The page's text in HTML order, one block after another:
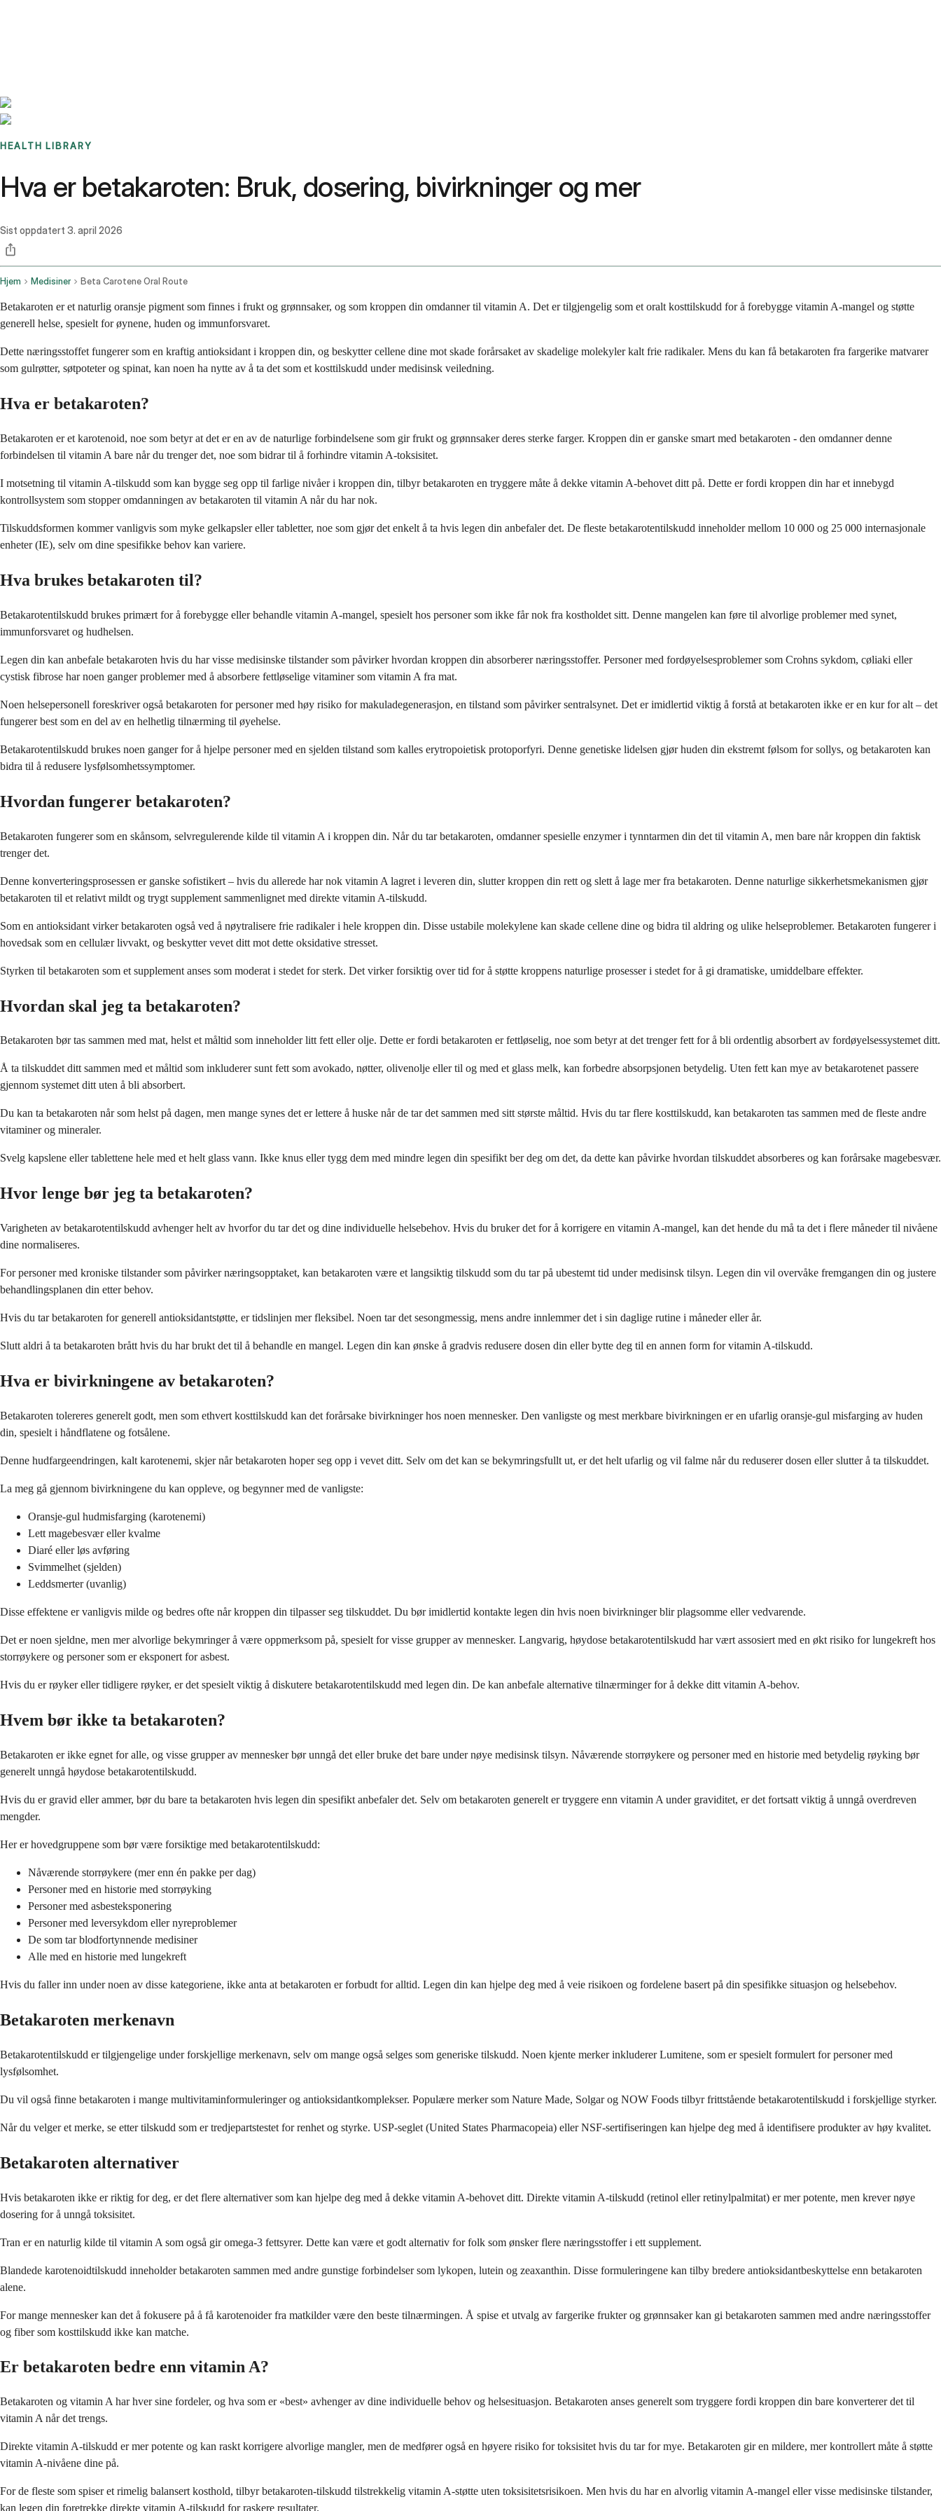
HEALTH LIBRARY
Hva er betakaroten: Bruk, dosering, bivirkninger og mer
Sist oppdatert 3. april 2026
Hjem Medisiner Beta Carotene Oral Route
Betakaroten er et naturlig oransje pigment som finnes i frukt og grønnsaker, og som kroppen din omdanner til vitamin A. Det er tilgjengelig som et oralt kosttilskudd for å forebygge vitamin A-mangel og støtte
generell helse, spesielt for øynene, huden og immunforsvaret.
Dette næringsstoffet fungerer som en kraftig antioksidant i kroppen din, og beskytter cellene dine mot skade forårsaket av skadelige molekyler kalt frie radikaler. Mens du kan få betakaroten fra fargerike matvarer
som gulrøtter, søtpoteter og spinat, kan noen ha nytte av å ta det som et kosttilskudd under medisinsk veiledning.
Hva er betakaroten?
Betakaroten er et karotenoid, noe som betyr at det er en av de naturlige forbindelsene som gir frukt og grønnsaker deres sterke farger. Kroppen din er ganske smart med betakaroten - den omdanner denne
forbindelsen til vitamin A bare når du trenger det, noe som bidrar til å forhindre vitamin A-toksisitet.
I motsetning til vitamin A-tilskudd som kan bygge seg opp til farlige nivåer i kroppen din, tilbyr betakaroten en tryggere måte å dekke vitamin A-behovet ditt på. Dette er fordi kroppen din har et innebygd
kontrollsystem som stopper omdanningen av betakaroten til vitamin A når du har nok.
Tilskuddsformen kommer vanligvis som myke gelkapsler eller tabletter, noe som gjør det enkelt å ta hvis legen din anbefaler det. De fleste betakarotentilskudd inneholder mellom 10 000 og 25 000 internasjonale
enheter (IE), selv om dine spesifikke behov kan variere.
Hva brukes betakaroten til?
Betakarotentilskudd brukes primært for å forebygge eller behandle vitamin A-mangel, spesielt hos personer som ikke får nok fra kostholdet sitt. Denne mangelen kan føre til alvorlige problemer med synet,
immunforsvaret og hudhelsen.
Legen din kan anbefale betakaroten hvis du har visse medisinske tilstander som påvirker hvordan kroppen din absorberer næringsstoffer. Personer med fordøyelsesproblemer som Crohns sykdom, cøliaki eller
cystisk fibrose har noen ganger problemer med å absorbere fettløselige vitaminer som vitamin A fra mat.
Noen helsepersonell foreskriver også betakaroten for personer med høy risiko for makuladegenerasjon, en tilstand som påvirker sentralsynet. Det er imidlertid viktig å forstå at betakaroten ikke er en kur for alt – det
fungerer best som en del av en helhetlig tilnærming til øyehelse.
Betakarotentilskudd brukes noen ganger for å hjelpe personer med en sjelden tilstand som kalles erytropoietisk protoporfyri. Denne genetiske lidelsen gjør huden din ekstremt følsom for sollys, og betakaroten kan
bidra til å redusere lysfølsomhetssymptomer.
Hvordan fungerer betakaroten?
Betakaroten fungerer som en skånsom, selvregulerende kilde til vitamin A i kroppen din. Når du tar betakaroten, omdanner spesielle enzymer i tynntarmen din det til vitamin A, men bare når kroppen din faktisk
trenger det.
Denne konverteringsprosessen er ganske sofistikert – hvis du allerede har nok vitamin A lagret i leveren din, slutter kroppen din rett og slett å lage mer fra betakaroten. Denne naturlige sikkerhetsmekanismen gjør
betakaroten til et relativt mildt og trygt supplement sammenlignet med direkte vitamin A-tilskudd.
Som en antioksidant virker betakaroten også ved å nøytralisere frie radikaler i hele kroppen din. Disse ustabile molekylene kan skade cellene dine og bidra til aldring og ulike helseproblemer. Betakaroten fungerer i
hovedsak som en cellulær livvakt, og beskytter vevet ditt mot dette oksidative stresset.
Styrken til betakaroten som et supplement anses som moderat i stedet for sterk. Det virker forsiktig over tid for å støtte kroppens naturlige prosesser i stedet for å gi dramatiske, umiddelbare effekter.
Hvordan skal jeg ta betakaroten?
Betakaroten bør tas sammen med mat, helst et måltid som inneholder litt fett eller olje. Dette er fordi betakaroten er fettløselig, noe som betyr at det trenger fett for å bli ordentlig absorbert av fordøyelsessystemet ditt.
Å ta tilskuddet ditt sammen med et måltid som inkluderer sunt fett som avokado, nøtter, olivenolje eller til og med et glass melk, kan forbedre absorpsjonen betydelig. Uten fett kan mye av betakarotenet passere
gjennom systemet ditt uten å bli absorbert.
Du kan ta betakaroten når som helst på dagen, men mange synes det er lettere å huske når de tar det sammen med sitt største måltid. Hvis du tar flere kosttilskudd, kan betakaroten tas sammen med de fleste andre
vitaminer og mineraler.
Svelg kapslene eller tablettene hele med et helt glass vann. Ikke knus eller tygg dem med mindre legen din spesifikt ber deg om det, da dette kan påvirke hvordan tilskuddet absorberes og kan forårsake magebesvær.
Hvor lenge bør jeg ta betakaroten?
Varigheten av betakarotentilskudd avhenger helt av hvorfor du tar det og dine individuelle helsebehov. Hvis du bruker det for å korrigere en vitamin A-mangel, kan det hende du må ta det i flere måneder til nivåene
dine normaliseres.
For personer med kroniske tilstander som påvirker næringsopptaket, kan betakaroten være et langsiktig tilskudd som du tar på ubestemt tid under medisinsk tilsyn. Legen din vil overvåke fremgangen din og justere
behandlingsplanen din etter behov.
Hvis du tar betakaroten for generell antioksidantstøtte, er tidslinjen mer fleksibel. Noen tar det sesongmessig, mens andre innlemmer det i sin daglige rutine i måneder eller år.
Slutt aldri å ta betakaroten brått hvis du har brukt det til å behandle en mangel. Legen din kan ønske å gradvis redusere dosen din eller bytte deg til en annen form for vitamin A-tilskudd.
Hva er bivirkningene av betakaroten?
Betakaroten tolereres generelt godt, men som ethvert kosttilskudd kan det forårsake bivirkninger hos noen mennesker. Den vanligste og mest merkbare bivirkningen er en ufarlig oransje-gul misfarging av huden
din, spesielt i håndflatene og fotsålene.
Denne hudfargeendringen, kalt karotenemi, skjer når betakaroten hoper seg opp i vevet ditt. Selv om det kan se bekymringsfullt ut, er det helt ufarlig og vil falme når du reduserer dosen eller slutter å ta tilskuddet.
La meg gå gjennom bivirkningene du kan oppleve, og begynner med de vanligste:
Oransje-gul hudmisfarging (karotenemi)
Lett magebesvær eller kvalme
Diaré eller løs avføring
Svimmelhet (sjelden)
Leddsmerter (uvanlig)
Disse effektene er vanligvis milde og bedres ofte når kroppen din tilpasser seg tilskuddet. Du bør imidlertid kontakte legen din hvis noen bivirkninger blir plagsomme eller vedvarende.
Det er noen sjeldne, men mer alvorlige bekymringer å være oppmerksom på, spesielt for visse grupper av mennesker. Langvarig, høydose betakarotentilskudd har vært assosiert med en økt risiko for lungekreft hos
storrøykere og personer som er eksponert for asbest.
Hvis du er røyker eller tidligere røyker, er det spesielt viktig å diskutere betakarotentilskudd med legen din. De kan anbefale alternative tilnærminger for å dekke ditt vitamin A-behov.
Hvem bør ikke ta betakaroten?
Betakaroten er ikke egnet for alle, og visse grupper av mennesker bør unngå det eller bruke det bare under nøye medisinsk tilsyn. Nåværende storrøykere og personer med en historie med betydelig røyking bør
generelt unngå høydose betakarotentilskudd.
Hvis du er gravid eller ammer, bør du bare ta betakaroten hvis legen din spesifikt anbefaler det. Selv om betakaroten generelt er tryggere enn vitamin A under graviditet, er det fortsatt viktig å unngå overdreven
mengder.
Her er hovedgruppene som bør være forsiktige med betakarotentilskudd:
Nåværende storrøykere (mer enn én pakke per dag)
Personer med en historie med storrøyking
Personer med asbesteksponering
Personer med leversykdom eller nyreproblemer
De som tar blodfortynnende medisiner
Alle med en historie med lungekreft
Hvis du faller inn under noen av disse kategoriene, ikke anta at betakaroten er forbudt for alltid. Legen din kan hjelpe deg med å veie risikoen og fordelene basert på din spesifikke situasjon og helsebehov.
Betakaroten merkenavn
Betakarotentilskudd er tilgjengelige under forskjellige merkenavn, selv om mange også selges som generiske tilskudd. Noen kjente merker inkluderer Lumitene, som er spesielt formulert for personer med
lysfølsomhet.
Du vil også finne betakaroten i mange multivitaminformuleringer og antioksidantkomplekser. Populære merker som Nature Made, Solgar og NOW Foods tilbyr frittstående betakarotentilskudd i forskjellige styrker.
Når du velger et merke, se etter tilskudd som er tredjepartstestet for renhet og styrke. USP-seglet (United States Pharmacopeia) eller NSF-sertifiseringen kan hjelpe deg med å identifisere produkter av høy kvalitet.
Betakaroten alternativer
Hvis betakaroten ikke er riktig for deg, er det flere alternativer som kan hjelpe deg med å dekke vitamin A-behovet ditt. Direkte vitamin A-tilskudd (retinol eller retinylpalmitat) er mer potente, men krever nøye
dosering for å unngå toksisitet.
Tran er en naturlig kilde til vitamin A som også gir omega-3 fettsyrer. Dette kan være et godt alternativ for folk som ønsker flere næringsstoffer i ett supplement.
Blandede karotenoidtilskudd inneholder betakaroten sammen med andre gunstige forbindelser som lykopen, lutein og zeaxanthin. Disse formuleringene kan tilby bredere antioksidantbeskyttelse enn betakaroten
alene.
For mange mennesker kan det å fokusere på å få karotenoider fra matkilder være den beste tilnærmingen. Å spise et utvalg av fargerike frukter og grønnsaker kan gi betakaroten sammen med andre næringsstoffer
og fiber som kosttilskudd ikke kan matche.
Er betakaroten bedre enn vitamin A?
Betakaroten og vitamin A har hver sine fordeler, og hva som er «best» avhenger av dine individuelle behov og helsesituasjon. Betakaroten anses generelt som tryggere fordi kroppen din bare konverterer det til
vitamin A når det trengs.
Direkte vitamin A-tilskudd er mer potente og kan raskt korrigere alvorlige mangler, men de medfører også en høyere risiko for toksisitet hvis du tar for mye. Betakaroten gir en mildere, mer kontrollert måte å støtte
vitamin A-nivåene dine på.
For de fleste som spiser et rimelig balansert kosthold, tilbyr betakaroten-tilskudd tilstrekkelig vitamin A-støtte uten toksisitetsrisikoen. Men hvis du har en alvorlig vitamin A-mangel eller visse medisinske tilstander,
kan legen din foretrekke direkte vitamin A-tilskudd for raskere resultater.